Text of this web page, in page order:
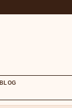
BLOG